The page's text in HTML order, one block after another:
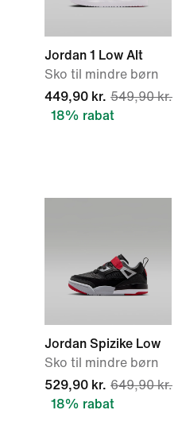
Jordan 1 Low Alt
Sko til mindre børn
449,90 kr. 549,90 kr.
18% rabat
Jordan Spizike Low
Sko til mindre børn
529,90 kr. 649,90 kr.
18% rabat